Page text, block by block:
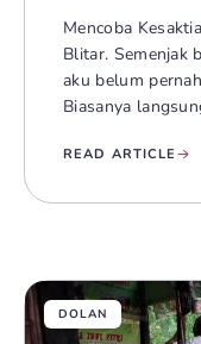
Mencoba
Blitar. Semenjak
aku belum
Biasanya
READ ARTICLE
DOLAN